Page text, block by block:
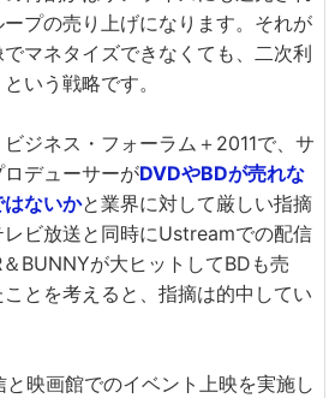
プの売り上げになります。それが
マネタイズできなくても、二次利
いう戦略です。
ジネス・フォーラム＋2011で、サ
デューサーがDVDやBDが売れな
ないかと業界に対して厳しい指摘
ビ放送と同時にUstreamでの配信
BUNNYが大ヒットしてBDも売
とを考えると、指摘は的中してい
映画館でのイベント上映を実施し